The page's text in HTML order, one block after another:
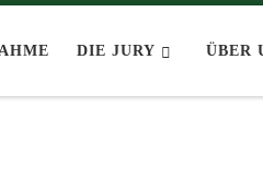
DIE JURY ÜBER